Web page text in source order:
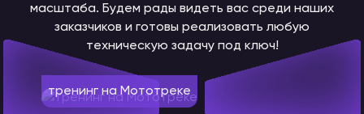
масштаба. Будем рады видеть вас среди наших
заказчиков и готовы реализовать любую
техническую задачу под ключ!
тренинг на Мототреке